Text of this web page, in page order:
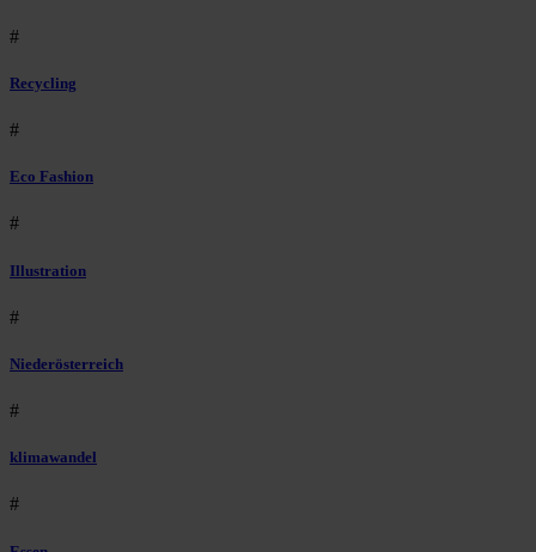
#
Recycling
#
Eco Fashion
#
Illustration
#
Niederösterreich
#
klimawandel
#